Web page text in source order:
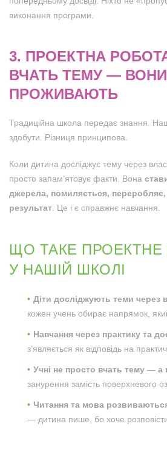
виконання програми.
3. ПРОЕКТНА
ВЧАТЬ ТЕМУ — ВОНИ
ПРОЖИВАЮТЬ
Традиційна школа передає знання.
здобути. Різниця принципова.
Коли дитина досліджує тему через
просто запам’ятовує факти. Вона
джерела, помиляється, переробляє,
результат . Це і є справжнє навчання.
ЩО ТАКЕ ПРОЕКТНЕ
У НАШІЙ ШКОЛІ
Діти досліджують теми через
кожен учень обирає напрямок,
Навчання через практику та
з’являється як відповідь на
Учні не просто вчать тему — а
занурення замість поверхневого
Читання та мова
— дитина пише, бо хоче